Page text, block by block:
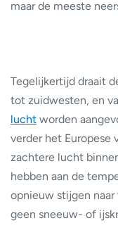
maar de meeste
Tegelijkertijd draait
tot zuidwesten, en
lucht worden
verder het Europese
zachtere lucht
hebben aan de
opnieuw stijgen naar
geen sneeuw- of